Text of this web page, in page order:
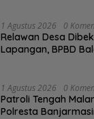
1 Agustus 2026 0
Relawan Desa
Lapangan, BPBD
1 Agustus 2026 0
Patroli Tengah
Polresta